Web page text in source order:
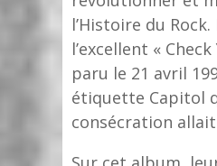
l’Histoire du Rock.
l’excellent «
paru le 21 avril
étiquette Capitol
consécration